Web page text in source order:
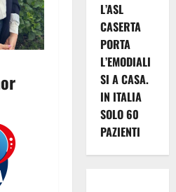
L’ASL
CASERTA
PORTA
L’EMODIALI
SI A CASA.
IN ITALIA
SOLO 60
PAZIENTI